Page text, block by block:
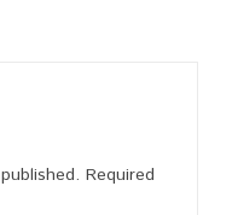
Required